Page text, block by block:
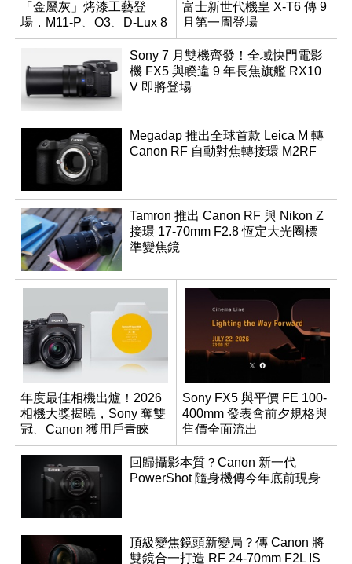
「金屬灰」烤漆工藝登
場，M11-P、Q3、D-Lux 8
領銜換裝
富士新世代機皇 X-T6 傳 9
月第一周登場
Sony 7 月雙機齊發！全域快門電影
機 FX5 與睽違 9 年長焦旗艦 RX10
V 即將登場
Megadap 推出全球首款 Leica M 轉
Canon RF 自動對焦轉接環 M2RF
Tamron 推出 Canon RF 與 Nikon Z
接環 17-70mm F2.8 恆定大光圈標
準變焦鏡
年度最佳相機出爐！2026
相機大獎揭曉，Sony 奪雙
冠、Canon 獲用戶青睞
Sony FX5 與平價 FE 100-
400mm 發表會前夕規格與
售價全面流出
回歸攝影本質？Canon 新一代
PowerShot 隨身機傳今年底前現身
頂級變焦鏡頭新變局？傳 Canon 將
雙鏡合一打造 RF 24-70mm F2L IS